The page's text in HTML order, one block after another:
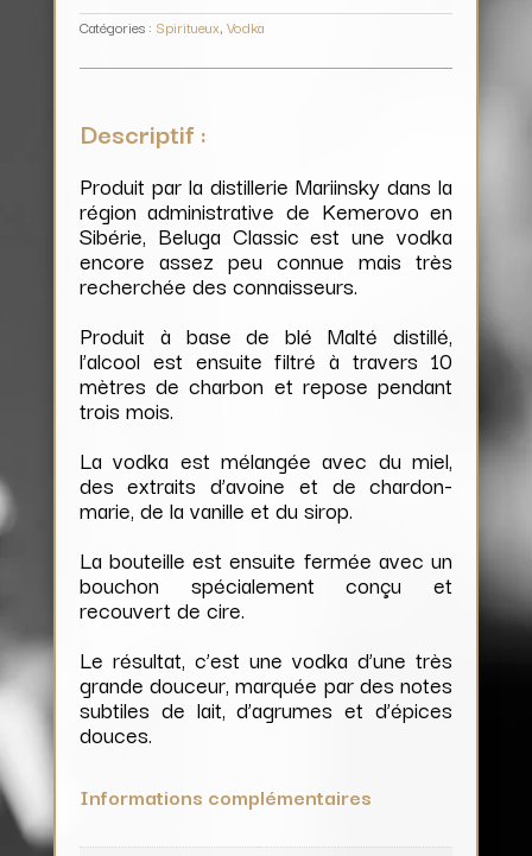
Catégories : Spiritueux, Vodka
Descriptif :
Produit par la distillerie Mariinsky dans la
région administrative de Kemerovo en
Sibérie, Beluga Classic est une vodka
encore assez peu connue mais très
recherchée des connaisseurs.
Produit à base de blé Malté distillé,
l’alcool est ensuite filtré à travers 10
mètres de charbon et repose pendant
trois mois.
La vodka est mélangée avec du miel,
des extraits d’avoine et de chardon-
marie, de la vanille et du sirop.
La bouteille est ensuite fermée avec un
bouchon spécialement conçu et
recouvert de cire.
Le résultat, c’est une vodka d’une très
grande douceur, marquée par des notes
subtiles de lait, d’agrumes et d’épices
douces.
Informations complémentaires